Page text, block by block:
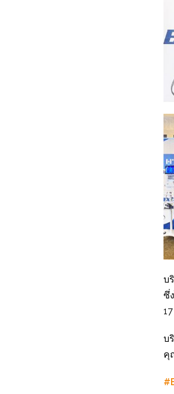
บ
ซึ่
บ
คุ